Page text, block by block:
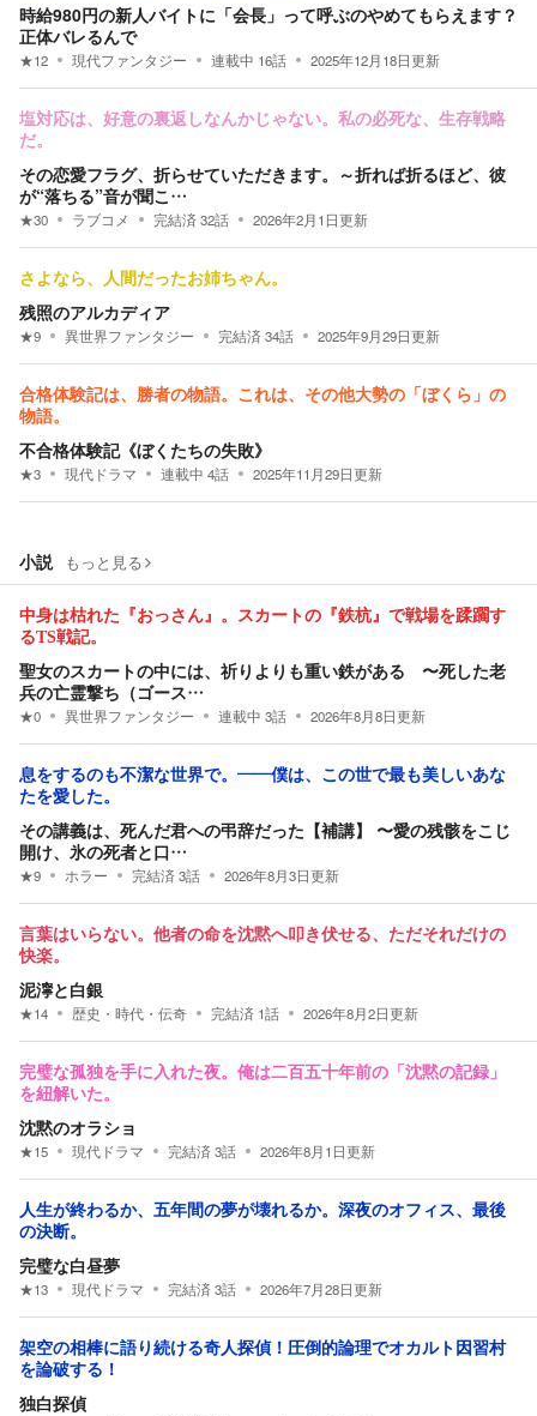
時給980円の新人バイトに「会長」って呼ぶのやめてもらえます？
正体バレるんで
★12 現代ファンタジー 連載中 16話 2025年12月18日更新
塩対応は、好意の裏返しなんかじゃない。私の必死な、生存戦略
だ。
その恋愛フラグ、折らせていただきます。～折れば折るほど、彼
が“落ちる”音が聞こ…
★30 ラブコメ 完結済32話 2026年2月1日更新
さよなら、人間だったお姉ちゃん。
残照のアルカディア
★9 異世界ファンタジー 完結済34話 2025年9月29日更新
合格体験記は、勝者の物語。これは、その他大勢の「ぼくら」の
物語。
不合格体験記《ぼくたちの失敗》
★3 現代ドラマ 連載中 4話 2025年11月29日更新
小説 もっと見る
中身は枯れた『おっさん』。スカートの『鉄杭』で戦場を蹂躙す
るTS戦記。
聖女のスカートの中には、祈りよりも重い鉄がある 〜死した老
兵の亡霊撃ち（ゴース…
★0 異世界ファンタジー 連載中 3話 2026年8月8日更新
息をするのも不潔な世界で。――僕は、この世で最も美しいあな
たを愛した。
その講義は、死んだ君への弔辞だった【補講】 〜愛の残骸をこじ
開け、氷の死者と口…
★9 ホラー 完結済3話 2026年8月3日更新
言葉はいらない。他者の命を沈黙へ叩き伏せる、ただそれだけの
快楽。
泥濘と白銀
★14 歴史・時代・伝奇 完結済 1話 2026年8月2日更新
完璧な孤独を手に入れた夜。俺は二百五十年前の「沈黙の記録」
を紐解いた。
沈黙のオラショ
★15 現代ドラマ 完結済3話 2026年8月1日更新
人生が終わるか、五年間の夢が壊れるか。深夜のオフィス、最後
の決断。
完璧な白昼夢
★13 現代ドラマ 完結済3話 2026年7月28日更新
架空の相棒に語り続ける奇人探偵！圧倒的論理でオカルト因習村
を論破する！
独白探偵